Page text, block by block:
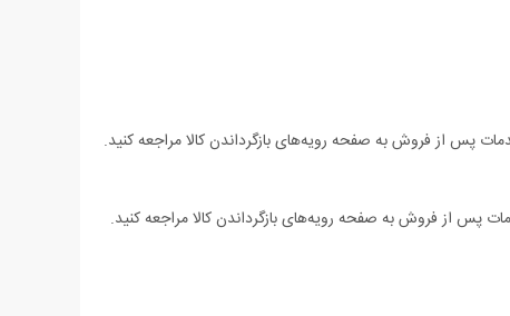
پس از فروش به صفحه رویه‌های بازگرداندن کالا مراجعه کنید.
پس از فروش به صفحه رویه‌های بازگرداندن کالا مراجعه کنید.